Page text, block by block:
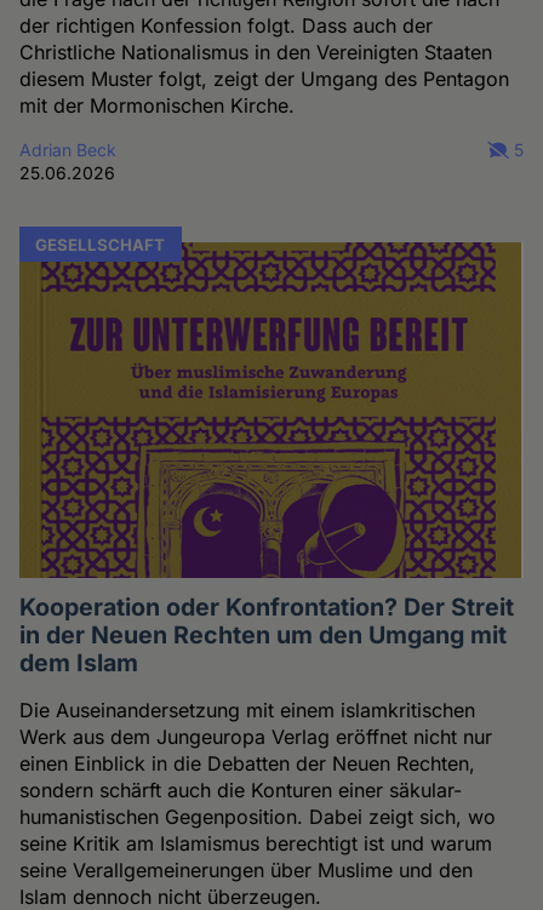
der richtigen Konfession folgt. Dass auch der
Christliche Nationalismus in den Vereinigten Staaten
diesem Muster folgt, zeigt der Umgang des Pentagon
mit der Mormonischen Kirche.
Adrian Beck
25.06.2026
5
GESELLSCHAFT
Kooperation oder Konfrontation? Der Streit
in der Neuen Rechten um den Umgang mit
dem Islam
Die Auseinandersetzung mit einem islamkritischen
Werk aus dem Jungeuropa Verlag eröffnet nicht nur
einen Einblick in die Debatten der Neuen Rechten,
sondern schärft auch die Konturen einer säkular-
humanistischen Gegenposition. Dabei zeigt sich, wo
seine Kritik am Islamismus berechtigt ist und warum
seine Verallgemeinerungen über Muslime und den
Islam dennoch nicht überzeugen.